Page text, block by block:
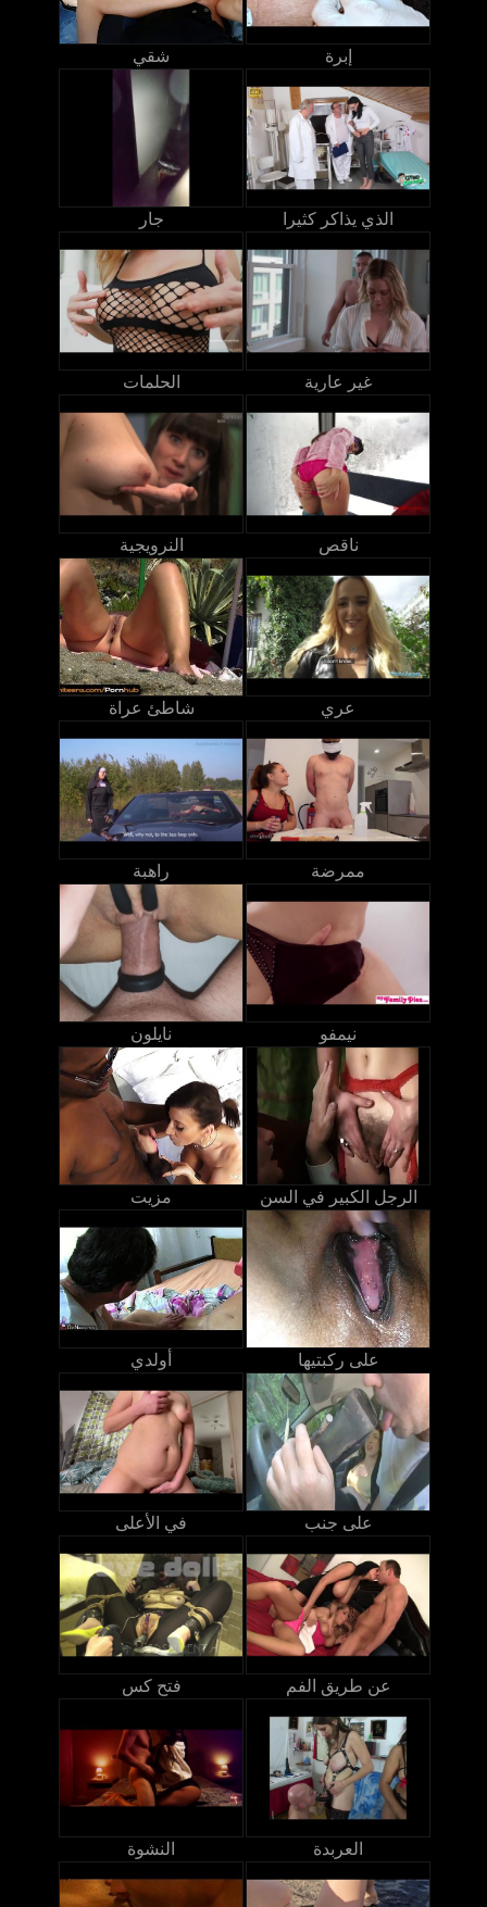
شقي إبرة
جار الذي يذاكر كثيرا
الحلمات غير عارية
النرويجية ناقص
شاطئ عراة عري
راهبة ممرضة
نايلون نيمفو
مزيت الرجل الكبير في السن
أولدي على ركبتيها
في الأعلى على جنب
فتح كس عن طريق الفم
النشوة العربدة